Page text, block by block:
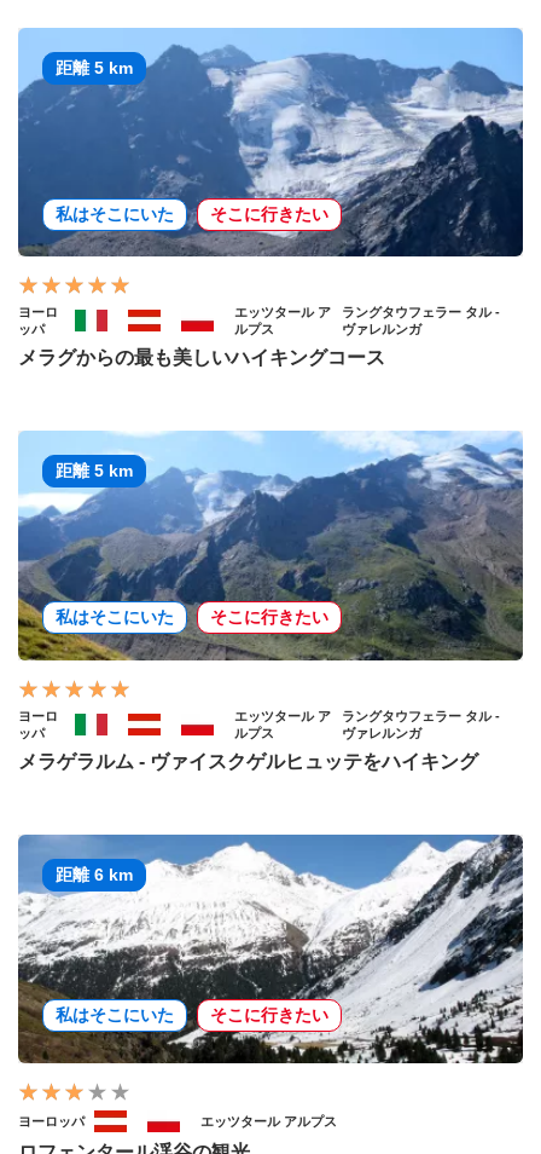
距離 5 km
私はそこにいた そこに行きたい
ヨーロ
ッパ
エッツタール ア
ルプス
ラングタウフェラー タル -
ヴァレルンガ
メラグからの最も美しいハイキングコース
距離 5 km
私はそこにいた そこに行きたい
ヨーロ
ッパ
エッツタール ア
ルプス
ラングタウフェラー タル -
ヴァレルンガ
メラゲラルム - ヴァイスクゲルヒュッテをハイキング
距離 6 km
私はそこにいた そこに行きたい
ヨーロッパ エッツタール アルプス